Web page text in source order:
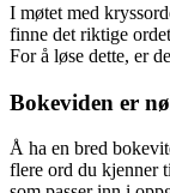
I møtet med
finne det riktige
For å løse dette, er
Bokeviden er
Å ha en bred
flere ord du kjenner